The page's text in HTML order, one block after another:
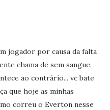
jogador por causa da falta
chama de sem sangue,
ao contrário... vc bate
que hoje as minhas
correu o Everton nesse